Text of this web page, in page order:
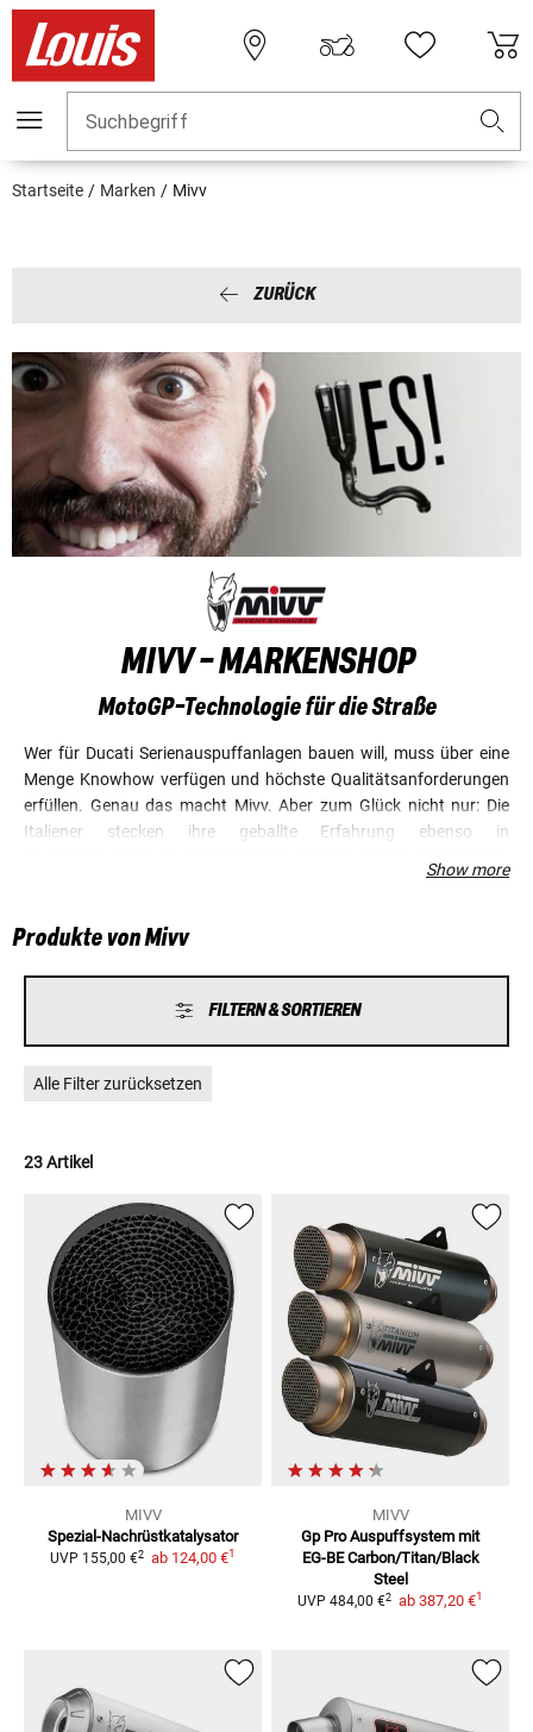
Suchbegriff
Startseite Marken Mivv
ZURÜCK
MIVV - MARKENSHOP
MotoGP-Technologie für die Straße
Wer für Ducati Serienauspuffanlagen bauen will, muss über eine
Menge Knowhow verfügen und höchste Qualitätsanforderungen
erfüllen. Genau das macht Mivv. Aber zum Glück nicht nur: Die
Italiener stecken ihre geballte Erfahrung ebenso in
Nachrüstsysteme für viele Motorrad-Modelle. Und da kommt dann
nicht nur technische Kompetenz und bestes Material zum Tragen,
Teile klingen nicht nur gut, sie sehen auch toll aus.
Show more
Produkte von Mivv
FILTERN & SORTIEREN
Alle Filter zurücksetzen
23 Artikel
MIVV
Spezial-Nachrüstkatalysator
UVP 155,00 €2 ab 124,00 €1
MIVV
Gp Pro Auspuffsystem mit
EG-BE Carbon/Titan/Black
Steel
UVP 484,00 €2 ab 387,20 €1